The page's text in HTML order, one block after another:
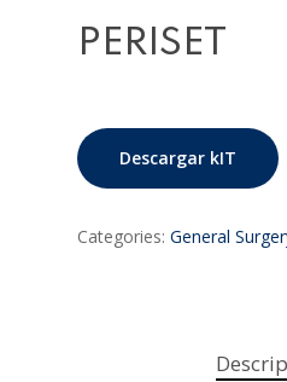
PERISET
Descargar kIT
Categories: General